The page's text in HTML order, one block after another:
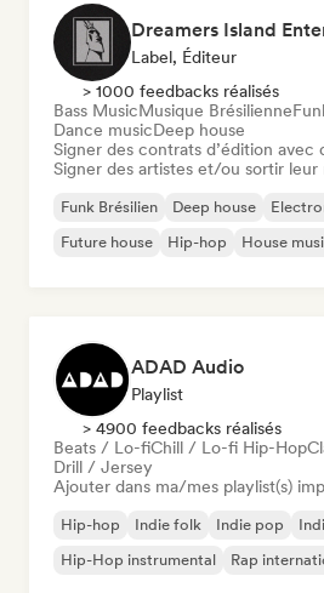
Dreamers Island
Label, Éditeur
> 1000 feedbacks réalisés
Bass MusicMusique Brésilienne
Dance musicDeep house
Signer des contrats d’édition avec
Signer des artistes et/ou sortir leur
Funk Brésilien Deep house
Future house
Hip-hop House
ADAD Audio
Playlist
> 4900 feedbacks réalisés
Beats / Lo-fiChill / Lo-fi Hip-Hop
Drill / Jersey
Ajouter dans ma/mes playlist(s)
Hip-hop Indie folk Indie pop
Hip-Hop instrumental
Rap